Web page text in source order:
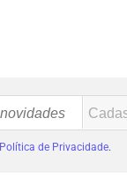
Política de Privacidade.